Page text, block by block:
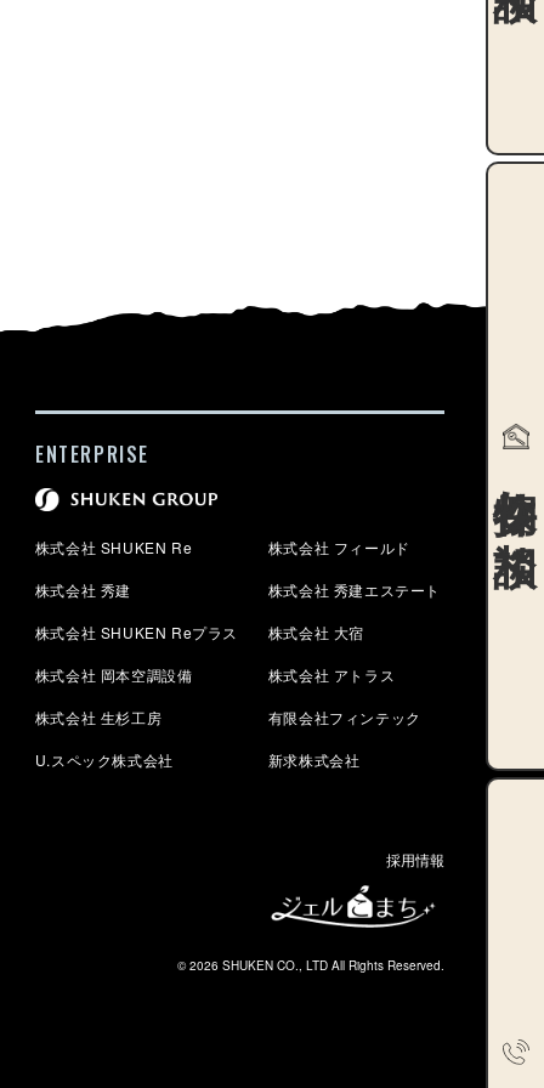
ENTERPRISE
株式会社 SHUKEN Re 株式会社 フィールド
株式会社 秀建 株式会社 秀建エステート
株式会社 SHUKEN Reプラス 株式会社 大宿
株式会社 岡本空調設備 株式会社 アトラス
株式会社 生杉工房 有限会社フィンテック
U.スペック株式会社 新求株式会社
採用情報
© 2026 SHUKEN CO., LTD All Rights Reserved.
物件探し